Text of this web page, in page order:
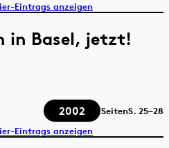
Eintrags anzeigen
in Basel, jetzt!
2002 SeitenS. 25–28
Eintrags anzeigen